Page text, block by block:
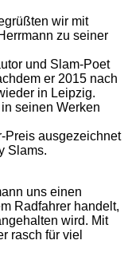
wir mit
zu seiner
und Slam-Poet
er 2015 nach
in Leipzig.
seinen Werken
Preis ausgezeichnet
Slams.
uns einen
Radfahrer handelt,
wird. Mit
rasch für viel